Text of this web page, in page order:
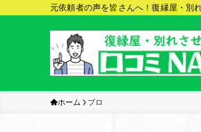
元依頼者の声を皆さんへ！復縁屋・別
ホーム プロ